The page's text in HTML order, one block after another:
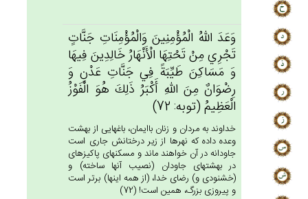
وَعَدَ الله‌ُ الْمُؤْمِنِين‌َ وَالْمُؤْمِنَات‌ِ جَنَّات‌ٍ
تَجْرِي‌ مِنْ‌ تَحْتِهَا الْأَنْهَارُ خَالِدِين‌َ فِيهَا
وَ مَسَاكِن‌َ طَيِّبَة‌ً فِي‌ جَنَّات‌ِ عَدْن‌ٍ وَ
رِضْوَان‌ٌ مِن‌َ الله‌ِ أَكْبَرُ ذَلِك‌َ هُوَ الْفَوْزُ
الْعَظِيم‌ُ (توبه: 72)
خداوند به مردان و زنان باايمان، باغهايى از بهشت
وعده داده كه نهرها از زير درختانش جارى است
جاودانه در آن خواهند ماند و مسكن‏هاى پاكيزه‏اى
در بهشتهاى جاودان (نصيب آنها ساخته) و
(خشنودى و) رضاى خدا، (از همه اينها) برتر است
و پيروزى بزرگ، همين است! (72)